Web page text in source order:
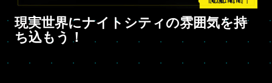
現実世界にナイトシティの雰囲気を持
ち込もう！